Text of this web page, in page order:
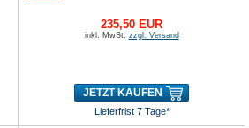
235,50 EUR
inkl. MwSt. zzgl. Versand
JETZT KAUFEN
Lieferfrist 7 Tage*